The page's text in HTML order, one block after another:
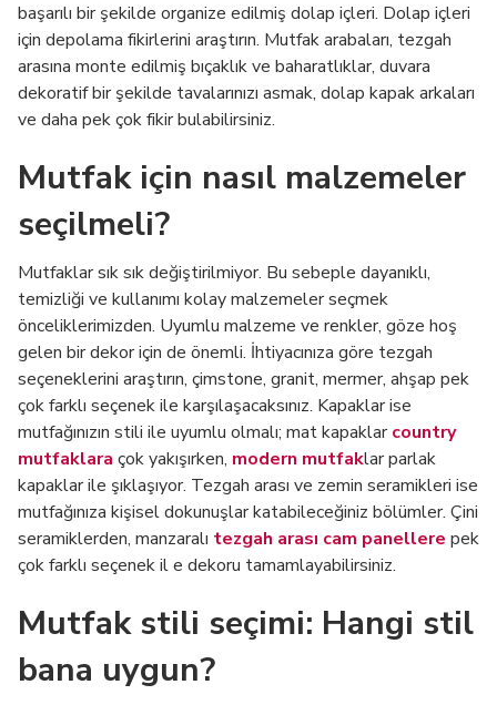
başarılı bir şekilde organize edilmiş dolap içleri. Dolap içleri
için depolama fikirlerini araştırın. Mutfak arabaları, tezgah
arasına monte edilmiş bıçaklık ve baharatlıklar, duvara
dekoratif bir şekilde tavalarınızı asmak, dolap kapak arkaları
ve daha pek çok fikir bulabilirsiniz.
Mutfak için nasıl malzemeler
seçilmeli?
Mutfaklar sık sık değiştirilmiyor. Bu sebeple dayanıklı,
temizliği ve kullanımı kolay malzemeler seçmek
önceliklerimizden. Uyumlu malzeme ve renkler, göze hoş
gelen bir dekor için de önemli. İhtiyacınıza göre tezgah
seçeneklerini araştırın, çimstone, granit, mermer, ahşap pek
çok farklı seçenek ile karşılaşacaksınız. Kapaklar ise
mutfağınızın stili ile uyumlu olmalı; mat kapaklarcountry
mutfaklara çok yakışırken, modern mutfaklar parlak
kapaklar ile şıklaşıyor. Tezgah arası ve zemin seramikleri ise
mutfağınıza kişisel dokunuşlar katabileceğiniz bölümler. Çini
seramiklerden, manzaralı tezgah arası cam panellere pek
çok farklı seçenek il e dekoru tamamlayabilirsiniz.
Mutfak stili seçimi: Hangi stil
bana uygun?